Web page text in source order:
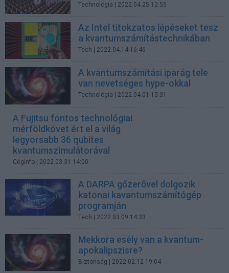
Technológia | 2022.04.25 12:55
Az Intel titokzatos lépéseket tesz
a kvantumszámítástechnikában
Tech | 2022.04.14 16:46
A kvantumszámítási iparág tele
van nevetséges hype-okkal
Technológia | 2022.04.01 15:31
A Fujitsu fontos technológiai
mérföldkövet ért el a világ
legyorsabb 36 qubites
kvantumszimulátorával
Céginfo | 2022.03.31 14:00
A DARPA gőzerővel dolgozik
katonai kavantumszámítógép
programján
Tech | 2022.03.09 14:33
Mekkora esély van a kvantum-
apokalipszisre?
Biztonság | 2022.02.12 19:04